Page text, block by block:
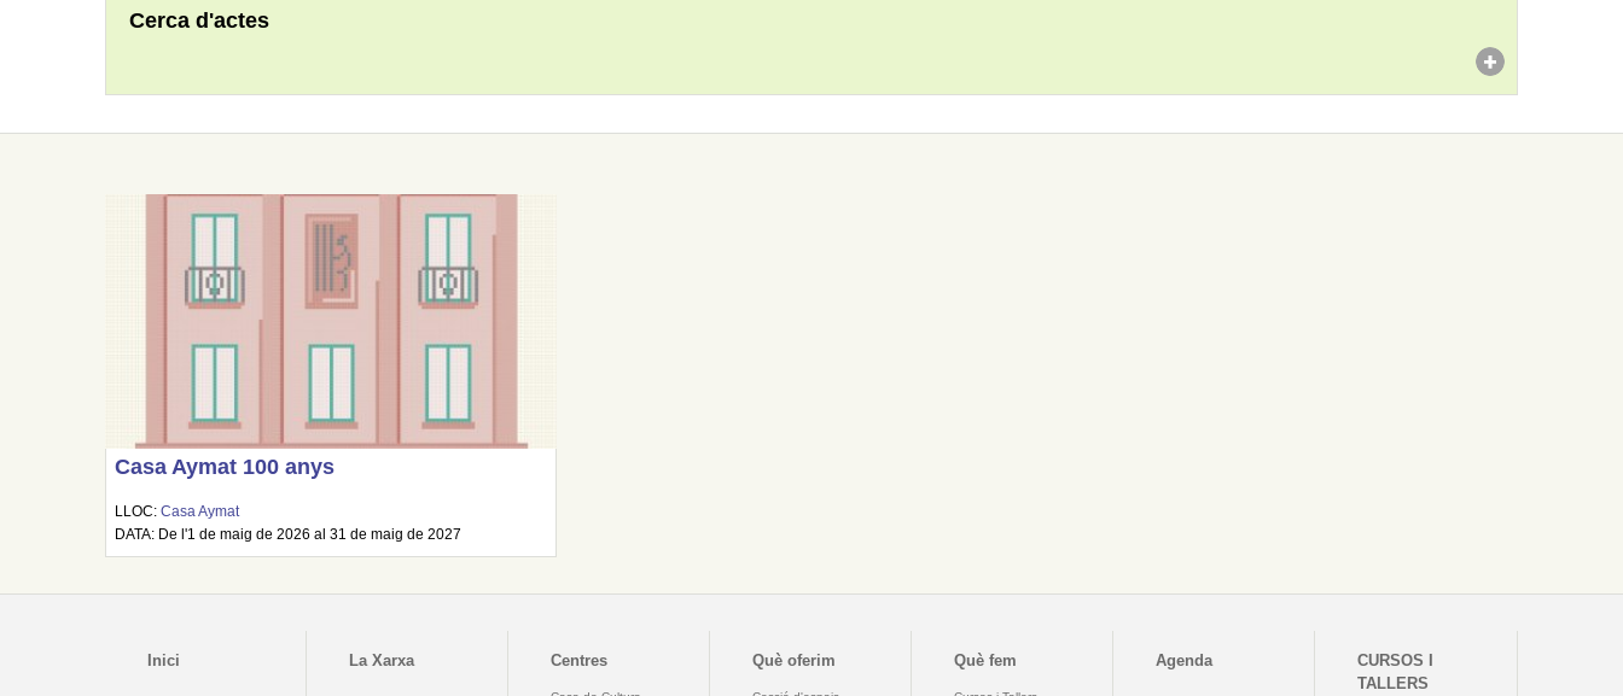
Cerca d'actes
Casa Aymat 100 anys
LLOC:Casa Aymat
DATA: De l'1 de maig de 2026 al 31 de maig de 2027
Inici La Xarxa Centres Què oferim Què fem Agenda
CURSOS I
TALLERS